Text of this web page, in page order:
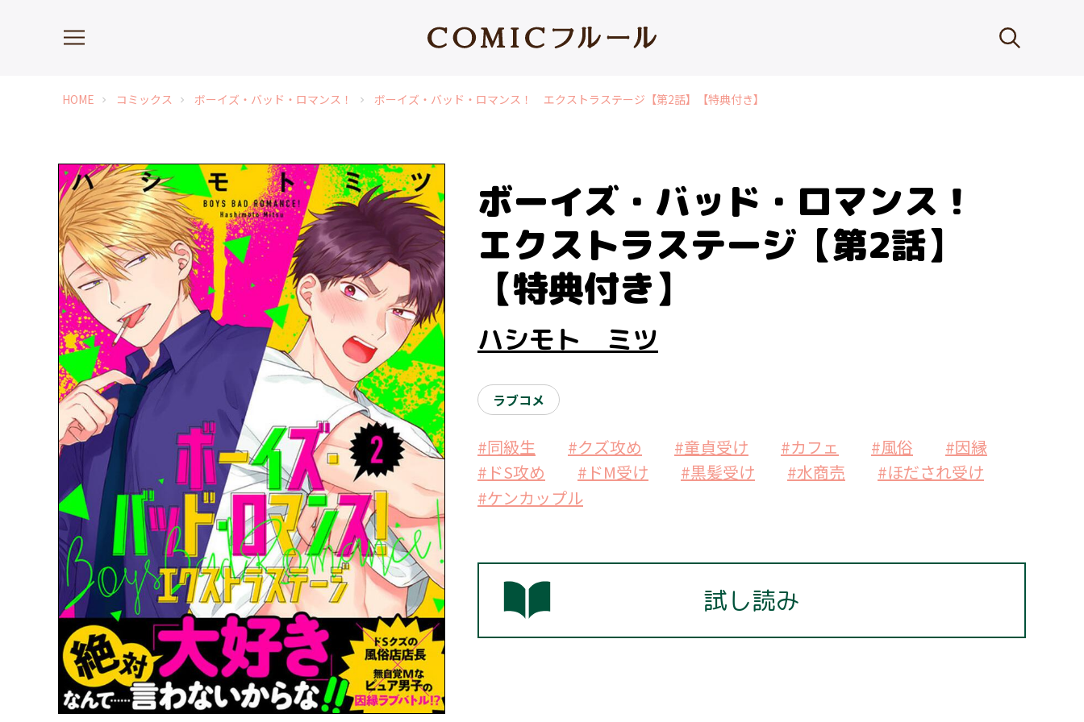
HOME chevron_right コミックス chevron_right ボーイズ・バッド・ロマンス！ chevron_right ボーイズ・バッド・ロマンス！ エクストラステージ【第2話】【特典付き】
ボーイズ・バッド・ロマンス！
エクストラステージ【第2話】
【特典付き】
ハシモト ミツ
ラブコメ
#同級生 #クズ攻め #童貞受け #カフェ #風俗
#因縁
#ドS攻め
#ドM受け #黒髪受け #水商売
#ほだされ受け
#ケンカップル
試し読み